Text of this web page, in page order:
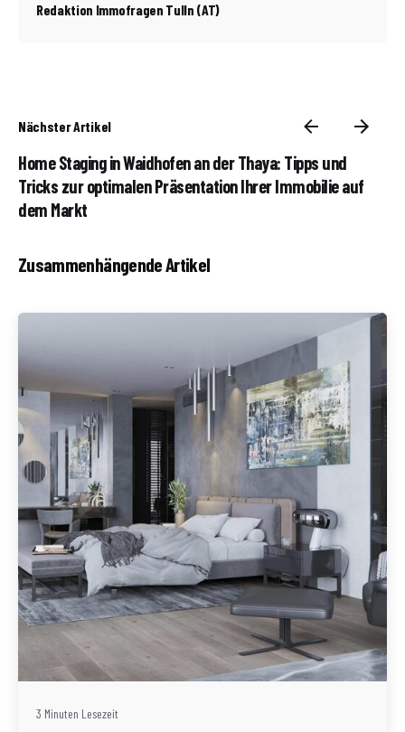
Redaktion Immofragen Tulln (AT)
Nächster Artikel
Home Staging in Waidhofen an der Thaya: Tipps und
Tricks zur optimalen Präsentation Ihrer Immobilie auf
dem Markt
Zusammenhängende Artikel
Redaktion Immofragen Tulln (AT)
3 Minuten Lesezeit